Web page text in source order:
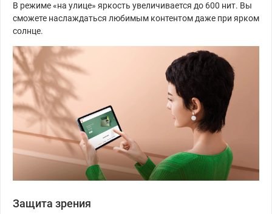
В режиме «на улице» яркость увеличивается до 600 нит. Вы
сможете наслаждаться любимым контентом даже при ярком
солнце.
Защита зрения